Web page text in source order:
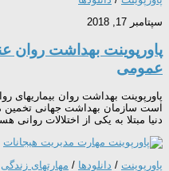
سپتامبر 17, 2018
پاورپوینت بهداشت روان
عمومی
پاورپوینت بهداشت روان بیماریهای
دنیا مبتلا به یکی از اختلالات روانی
پاورپوینت / دانلودها / مهارتهای زندگی